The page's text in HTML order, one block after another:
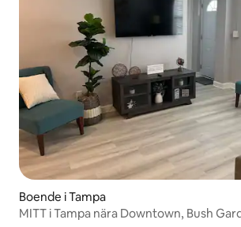
Boende i Tampa
MITT i Tampa nära Downtown, Bush